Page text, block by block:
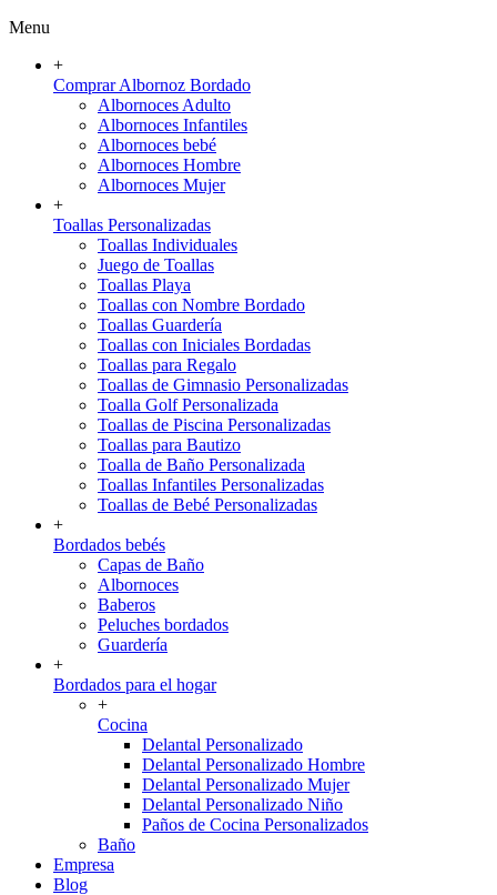
Menu
+
Comprar Albornoz Bordado
Albornoces Adulto
Albornoces Infantiles
Albornoces bebé
Albornoces Hombre
Albornoces Mujer
+
Toallas Personalizadas
Toallas Individuales
Juego de Toallas
Toallas Playa
Toallas con Nombre Bordado
Toallas Guardería
Toallas con Iniciales Bordadas
Toallas para Regalo
Toallas de Gimnasio Personalizadas
Toalla Golf Personalizada
Toallas de Piscina Personalizadas
Toallas para Bautizo
Toalla de Baño Personalizada
Toallas Infantiles Personalizadas
Toallas de Bebé Personalizadas
+
Bordados bebés
Capas de Baño
Albornoces
Baberos
Peluches bordados
Guardería
+
Bordados para el hogar
+
Cocina
Delantal Personalizado
Delantal Personalizado Hombre
Delantal Personalizado Mujer
Delantal Personalizado Niño
Paños de Cocina Personalizados
Baño
Empresa
Blog